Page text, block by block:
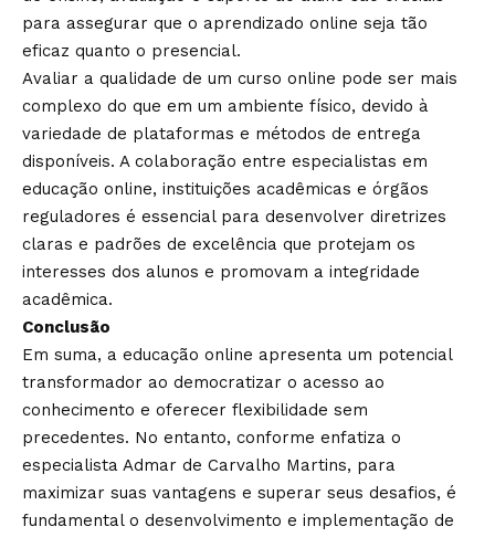
para assegurar que o aprendizado online seja tão
eficaz quanto o presencial.
Avaliar a qualidade de um curso online pode ser mais
complexo do que em um ambiente físico, devido à
variedade de plataformas e métodos de entrega
disponíveis. A colaboração entre especialistas em
educação online, instituições acadêmicas e órgãos
reguladores é essencial para desenvolver diretrizes
claras e padrões de excelência que protejam os
interesses dos alunos e promovam a integridade
acadêmica.
Conclusão
Em suma, a educação online apresenta um potencial
transformador ao democratizar o acesso ao
conhecimento e oferecer flexibilidade sem
precedentes. No entanto, conforme enfatiza o
especialista Admar de Carvalho Martins, para
maximizar suas vantagens e superar seus desafios, é
fundamental o desenvolvimento e implementação de